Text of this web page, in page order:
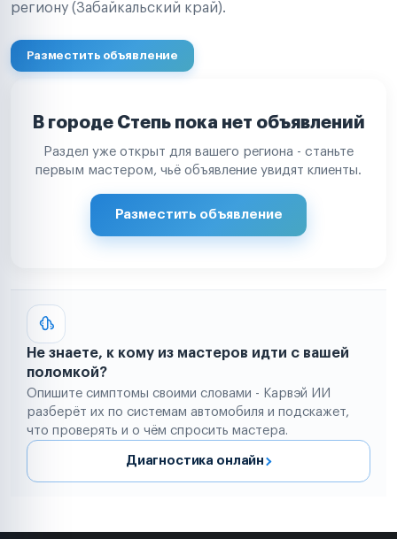
региону (Забайкальский край).
Разместить объявление
В городе Степь пока нет объявлений
Раздел уже открыт для вашего региона - станьте
первым мастером, чьё объявление увидят клиенты.
Разместить объявление
Не знаете, к кому из мастеров идти с вашей
поломкой?
Опишите симптомы своими словами - Карвэй ИИ
разберёт их по системам автомобиля и подскажет,
что проверять и о чём спросить мастера.
Диагностика онлайн